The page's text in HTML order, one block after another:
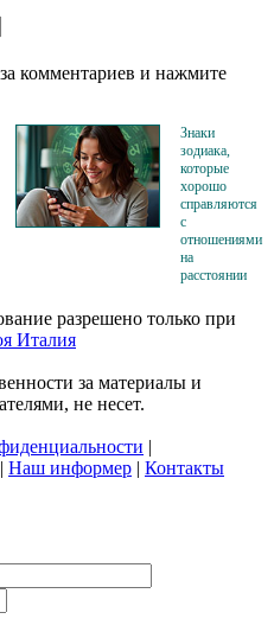
комментариев и нажмите
Знаки
зодиака,
которые
хорошо
справляются
с
отношениями
на
расстоянии
разрешено только при
Италия
за материалы и
не несет.
|
| Наш информер | Контакты